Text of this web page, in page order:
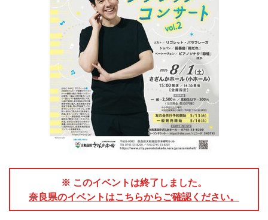
※ このイベントは終了しました。
奈良県のイベントはこちらからご確認ください。